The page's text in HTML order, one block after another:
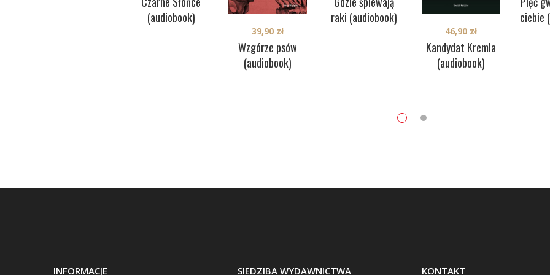
(audiobook)
Wzgórze psów
(audiobook)
39,90 zł
raki (audiobook)
Kandydat Kremla
(audiobook)
46,90 zł
ciebie
INFORMACJE SIEDZIBA WYDAWNICTWA KONTAKT